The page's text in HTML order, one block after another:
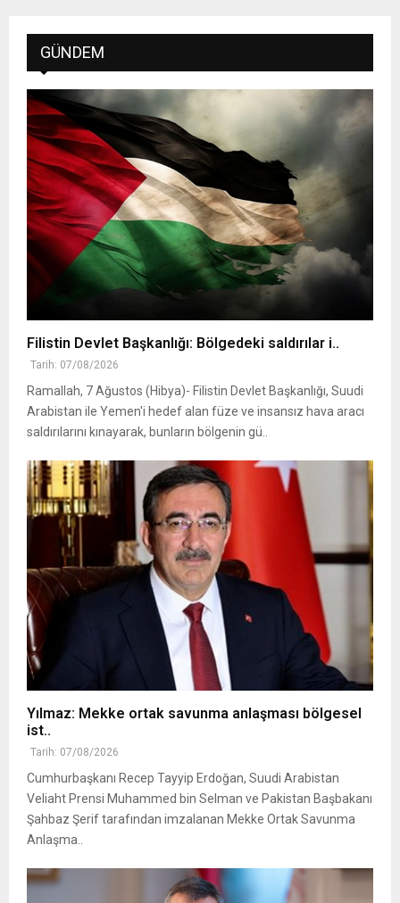
GÜNDEM
Filistin Devlet Başkanlığı: Bölgedeki saldırılar i..
Tarih: 07/08/2026
Ramallah, 7 Ağustos (Hibya)- Filistin Devlet Başkanlığı, Suudi
Arabistan ile Yemen'i hedef alan füze ve insansız hava aracı
saldırılarını kınayarak, bunların bölgenin gü..
Yılmaz: Mekke ortak savunma anlaşması bölgesel
ist..
Tarih: 07/08/2026
Cumhurbaşkanı Recep Tayyip Erdoğan, Suudi Arabistan
Veliaht Prensi Muhammed bin Selman ve Pakistan Başbakanı
Şahbaz Şerif tarafından imzalanan Mekke Ortak Savunma
Anlaşma..